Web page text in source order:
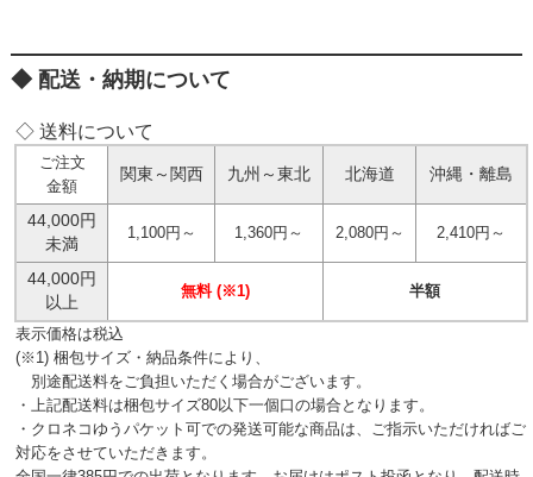
配送・納期について
◇ 送料について
ご注文
金額
関東～関西 九州～東北 北海道 沖縄・離島
44,000円
未満
1,100円～ 1,360円～ 2,080円～ 2,410円～
44,000円
以上
無料 (※1) 半額
表示価格は税込
(※1) 梱包サイズ・納品条件により、
別途配送料をご負担いただく場合がございます。
・上記配送料は梱包サイズ80以下一個口の場合となります。
・クロネコゆうパケット可での発送可能な商品は、ご指示いただければご
対応をさせていただきます。